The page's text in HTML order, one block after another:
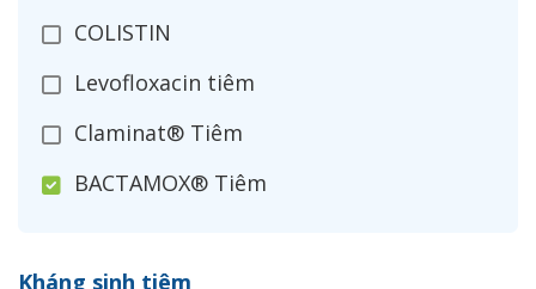
COLISTIN
Levofloxacin tiêm
Claminat® Tiêm
BACTAMOX® Tiêm
Ceftizoxim®
Kháng sinh tiêm